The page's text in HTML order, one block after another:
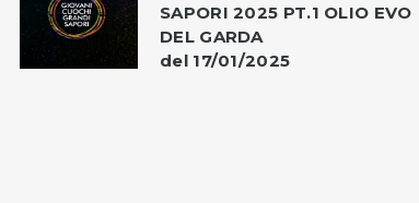
SAPORI 2025 PT.1 OLIO EVO
DEL GARDA
del 17/01/2025